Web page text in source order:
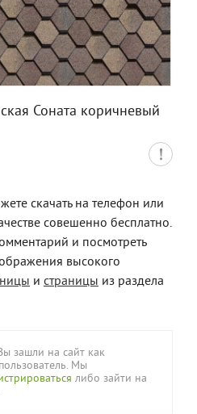
Соната коричневый
скачать на телефон или
совешенно бесплатно.
и посмотреть
высокого
и страницы из раздела
зашли на сайт как
Мы
либо зайти на